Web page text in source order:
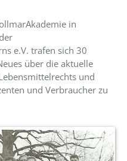
in
e.V. trafen sich 30
über die aktuelle
und
und Verbraucher zu